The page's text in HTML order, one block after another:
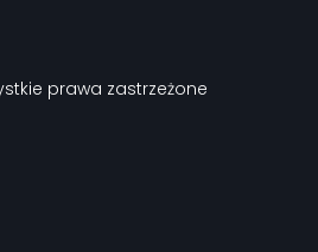
prawa zastrzeżone